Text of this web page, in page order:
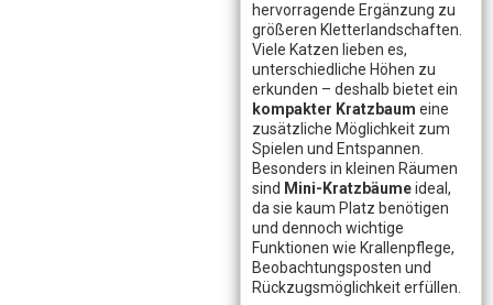
hervorragende Ergänzung zu
größeren Kletterlandschaften.
Viele Katzen lieben es,
unterschiedliche Höhen zu
erkunden – deshalb bietet ein
kompakter Kratzbaum eine
zusätzliche Möglichkeit zum
Spielen und Entspannen.
Besonders in kleinen Räumen
sind Mini-Kratzbäumeideal,
da sie kaum Platz benötigen
und dennoch wichtige
Funktionen wie Krallenpflege,
Beobachtungsposten und
Rückzugsmöglichkeit erfüllen.